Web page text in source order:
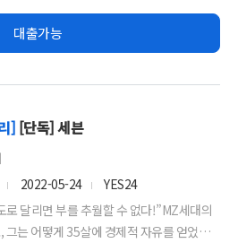
대출가능
] [단독] 세븐
2022-05-24
YES24
로 달리면 부를 추월할 수 없다!”MZ세대의
그는 어떻게 35살에 경제적 자유를 얻었나